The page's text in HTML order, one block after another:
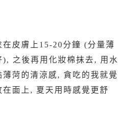
在皮膚上15-20分鐘 (分量薄
之後再用化妝棉抹去, 用水
菏的清涼感, 貪吃的我就覺
面上, 夏天用時感覺更舒